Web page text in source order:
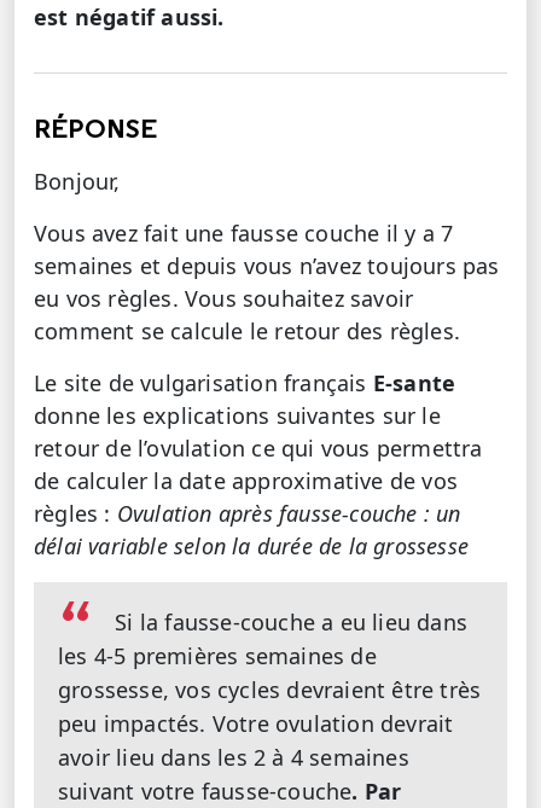
est négatif aussi.
RÉPONSE
Bonjour,
Vous avez fait une fausse couche il y a 7
semaines et depuis vous n’avez toujours pas
eu vos règles. Vous souhaitez savoir
comment se calcule le retour des règles.
Le site de vulgarisation français E-sante
donne les explications suivantes sur le
retour de l’ovulation ce qui vous permettra
de calculer la date approximative de vos
règles : Ovulation après fausse-couche : un
délai variable selon la durée de la grossesse
Si la fausse-couche a eu lieu dans
les 4-5 premières semaines de
grossesse, vos cycles devraient être très
peu impactés. Votre ovulation devrait
avoir lieu dans les 2 à 4 semaines
suivant votre fausse-couche. Par